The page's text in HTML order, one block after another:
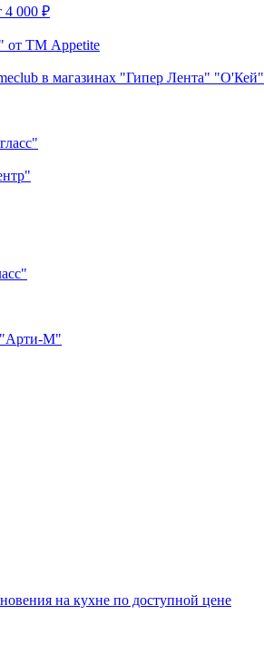
4 000 ₽
от ТМ Appetite
в магазинах "Гипер Лента" "О'Кей"
"Арти-М"
на кухне по доступной цене